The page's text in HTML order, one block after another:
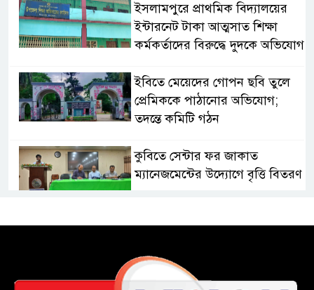
​ইসলামপুরে প্রাথমিক বিদ্যালয়ের
ইন্টারনেট টাকা আত্মসাত শিক্ষা
কর্মকর্তাদের বিরুদ্ধে দুদকে অভিযোগ
ইবিতে মেয়েদের গোপন ছবি তুলে
প্রেমিককে পাঠানোর অভিযোগ;
তদন্তে কমিটি গঠন
কুবিতে সেন্টার ফর জাকাত
ম্যানেজমেন্টের উদ্যোগে বৃত্তি বিতরণ
চকরিয়ায় ফাঁসিয়াখালী সরকারি